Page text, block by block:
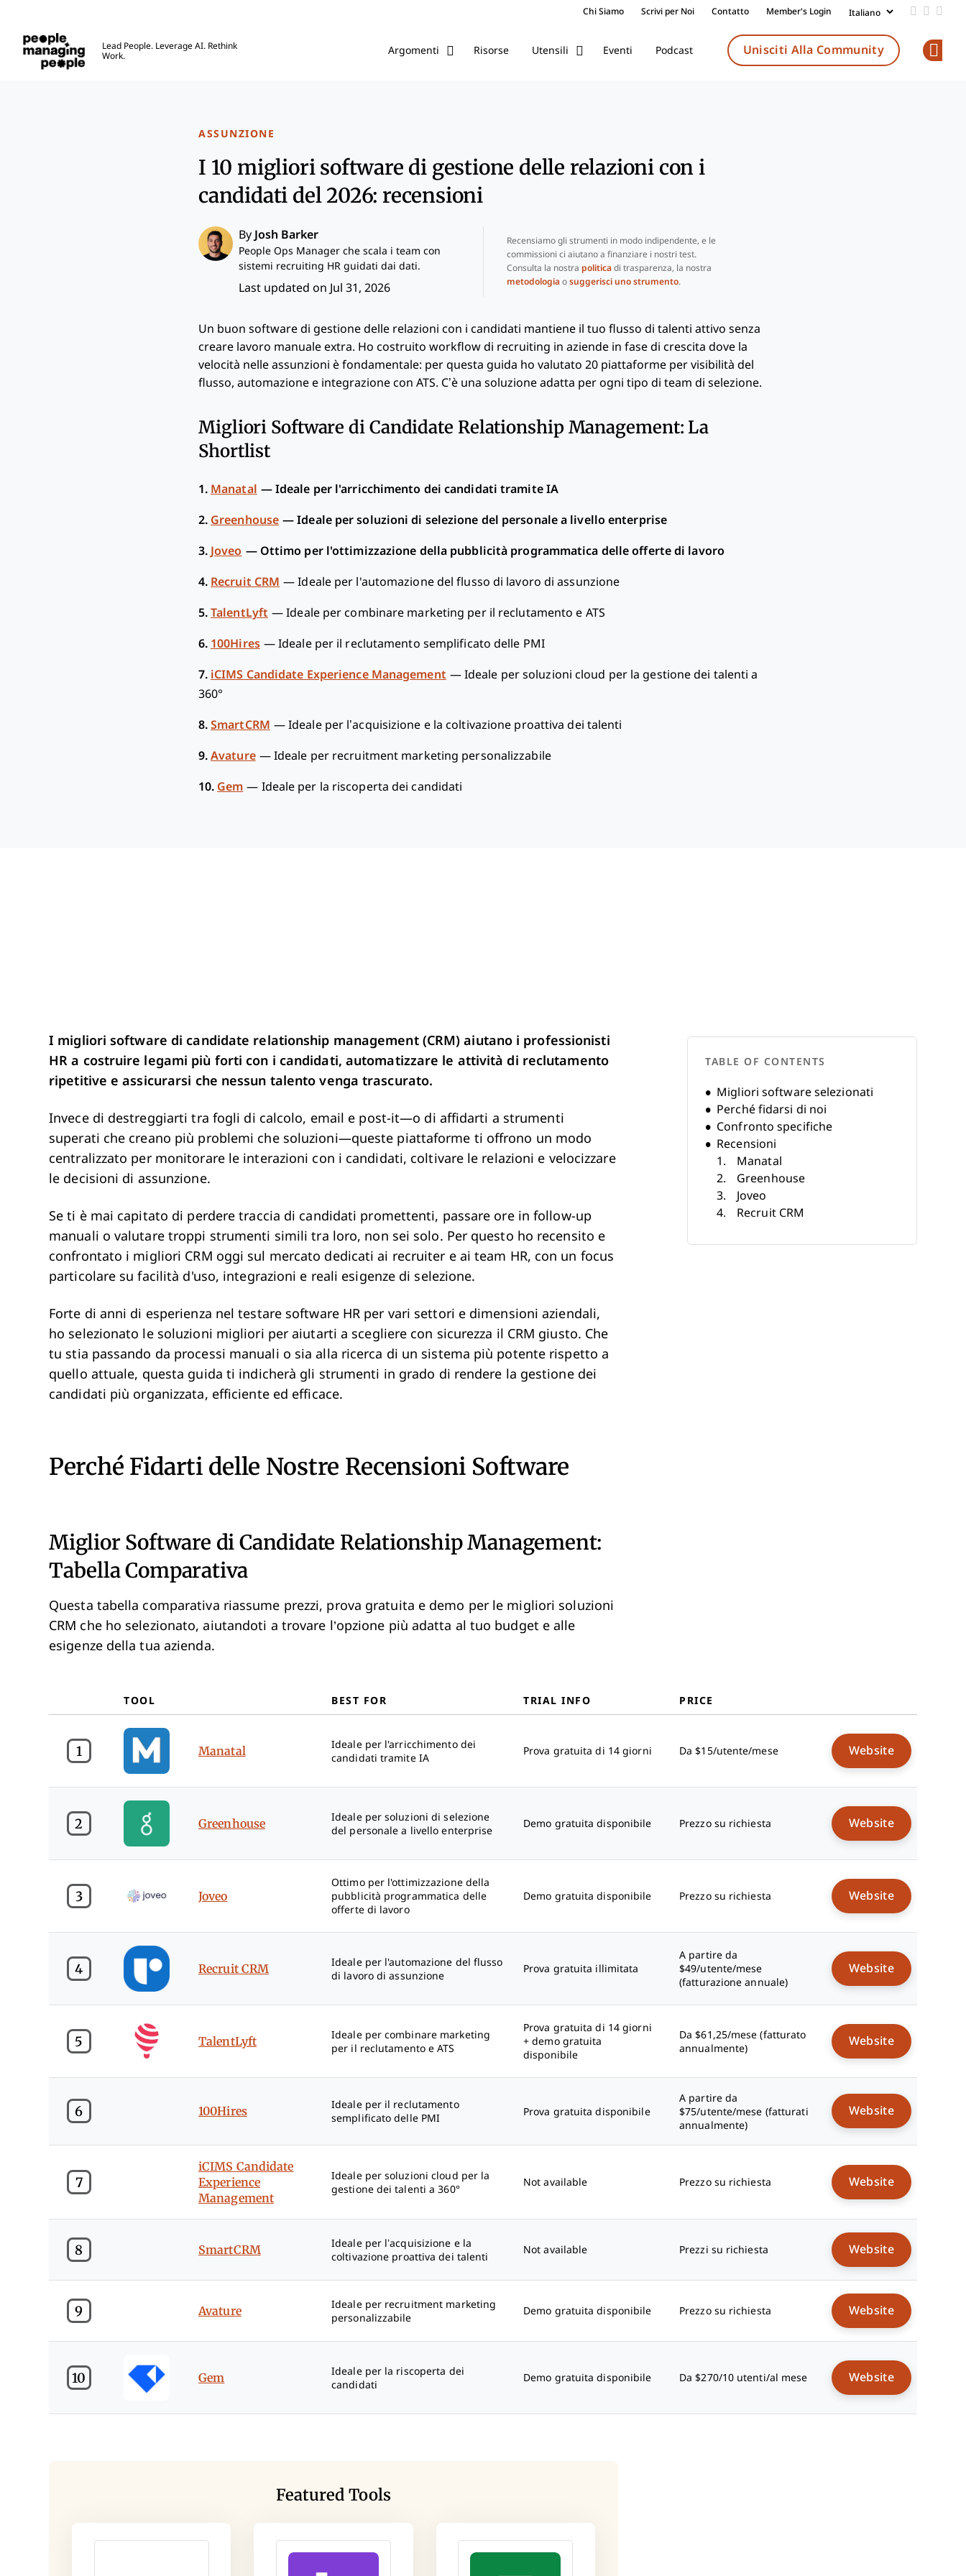
Chi Siamo Scrivi per Noi Contatto Member's Login Add us
Follow
Lead People. Leverage AI. Rethink
Work.
Argomenti Risorse Utensili Eventi Podcast Unisciti Alla Community
ASSUNZIONE
I 10 migliori software di gestione delle relazioni con i
candidati del 2026: recensioni
By Josh Barker
People Ops Manager che scala i team con
sistemi recruiting HR guidati dai dati.
Last updated on Jul 31, 2026
Recensiamo gli strumenti in modo indipendente, e le
commissioni ci aiutano a finanziare i nostri test.
Consulta la nostra politicadi trasparenza, la nostra
metodologiao suggerisci uno strumento.
Un buon software di gestione delle relazioni con i candidati mantiene il tuo flusso di talenti attivo senza
creare lavoro manuale extra. Ho costruito workflow di recruiting in aziende in fase di crescita dove la
velocità nelle assunzioni è fondamentale: per questa guida ho valutato 20 piattaforme per visibilità del
flusso, automazione e integrazione con ATS. C’è una soluzione adatta per ogni tipo di team di selezione.
Migliori Software di Candidate Relationship Management: La
Shortlist
1. Manatal — Ideale per l'arricchimento dei candidati tramite IA
2. Greenhouse —Ideale per soluzioni di selezione del personale a livello enterprise
3. Joveo — Ottimo per l'ottimizzazione della pubblicità programmatica delle offerte di lavoro
4. Recruit CRM —Ideale per l'automazione del flusso di lavoro di assunzione
5. TalentLyft —Ideale per combinare marketing per il reclutamento e ATS
6. 100Hires —Ideale per il reclutamento semplificato delle PMI
7. iCIMS Candidate Experience Management — Ideale per soluzioni cloud per la gestione dei talenti a
360°
8. SmartCRM —Ideale per l’acquisizione e la coltivazione proattiva dei talenti
9. Avature — Ideale per recruitment marketing personalizzabile
10. Gem — Ideale per la riscoperta dei candidati
I migliori software di candidate relationship management (CRM) aiutano i professionisti
HR a costruire legami più forti con i candidati, automatizzare le attività di reclutamento
ripetitive e assicurarsi che nessun talento venga trascurato.
Invece di destreggiarti tra fogli di calcolo, email e post-it—o di affidarti a strumenti
superati che creano più problemi che soluzioni—queste piattaforme ti offrono un modo
centralizzato per monitorare le interazioni con i candidati, coltivare le relazioni e velocizzare
le decisioni di assunzione.
Se ti è mai capitato di perdere traccia di candidati promettenti, passare ore in follow-up
manuali o valutare troppi strumenti simili tra loro, non sei solo. Per questo ho recensito e
confrontato i migliori CRM oggi sul mercato dedicati ai recruiter e ai team HR, con un focus
particolare su facilità d'uso, integrazioni e reali esigenze di selezione.
Forte di anni di esperienza nel testare software HR per vari settori e dimensioni aziendali,
ho selezionato le soluzioni migliori per aiutarti a scegliere con sicurezza il CRM giusto. Che
tu stia passando da processi manuali o sia alla ricerca di un sistema più potente rispetto a
quello attuale, questa guida ti indicherà gli strumenti in grado di rendere la gestione dei
candidati più organizzata, efficiente ed efficace.
Perché Fidarti delle Nostre Recensioni Software
Miglior Software di Candidate Relationship Management:
Tabella Comparativa
Questa tabella comparativa riassume prezzi, prova gratuita e demo per le migliori soluzioni
CRM che ho selezionato, aiutandoti a trovare l’opzione più adatta al tuo budget e alle
esigenze della tua azienda.
TOOL BEST FOR TRIAL INFO PRICE
1 Manatal
Ideale per l'arricchimento dei
candidati tramite IA
Prova gratuita di 14 giorni Da $15/utente/mese Website
2 Greenhouse
Ideale per soluzioni di selezione
del personale a livello enterprise
Demo gratuita disponibile Prezzo su richiesta Website
3 Joveo
Ottimo per l'ottimizzazione della
pubblicità programmatica delle
offerte di lavoro
Demo gratuita disponibile Prezzo su richiesta Website
4 Recruit CRM
Ideale per l'automazione del flusso
di lavoro di assunzione
Prova gratuita illimitata
A partire da
$49/utente/mese
(fatturazione annuale)
Website
5 TalentLyft
Ideale per combinare marketing
per il reclutamento e ATS
Prova gratuita di 14 giorni
+ demo gratuita
disponibile
Da $61,25/mese (fatturato
annualmente)
Website
6 100Hires
Ideale per il reclutamento
semplificato delle PMI
Prova gratuita disponibile
A partire da
$75/utente/mese (fatturati
annualmente)
Website
7
iCIMS Candidate
Experience
Management
Ideale per soluzioni cloud per la
gestione dei talenti a 360°
Not available Prezzo su richiesta Website
8 SmartCRM
Ideale per l’acquisizione e la
coltivazione proattiva dei talenti
Not available Prezzi su richiesta Website
9 Avature
Ideale per recruitment marketing
personalizzabile
Demo gratuita disponibile Prezzo su richiesta Website
10 Gem
Ideale per la riscoperta dei
candidati
Demo gratuita disponibile Da $270/10 utenti/al mese Website
Featured Tools
TABLE OF CONTENTS
Migliori software selezionati
Perché fidarsi di noi
Confronto specifiche
Recensioni
Manatal
Greenhouse
Joveo
Recruit CRM
100Hires